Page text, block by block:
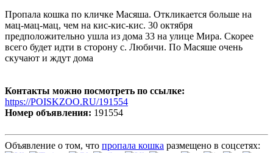
Пропала кошка по кличке Масяша. Откликается больше на
мац-мац-мац, чем на кис-кис-кис. 30 октября
предположительно ушла из дома 33 на улице Мира. Скорее
всего будет идти в сторону с. Любичи. По Масяше очень
скучают и ждут дома
Контакты можно посмотреть по ссылке:
https://POISKZOO.RU/191554
Номер объявления: 191554
Объявление о том, что пропала кошка размещено в соцсетях: